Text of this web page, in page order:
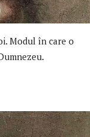
Modul în care o